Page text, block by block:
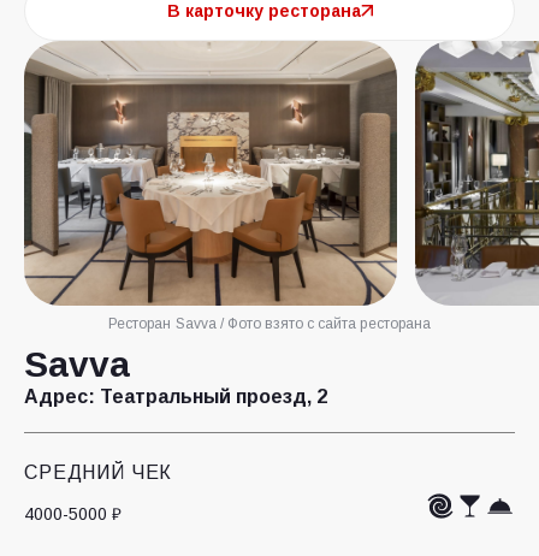
В карточку ресторана
Ресторан Savva / Фото взято с сайта ресторана
Savva
Адрес: Театральный проезд, 2
СРЕДНИЙ ЧЕК
4000-5000 ₽